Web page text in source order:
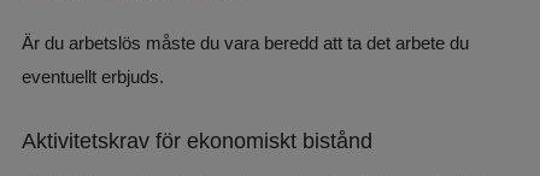
Är du arbetslös måste du vara beredd att ta det arbete du
eventuellt erbjuds.
Aktivitetskrav för ekonomiskt bistånd